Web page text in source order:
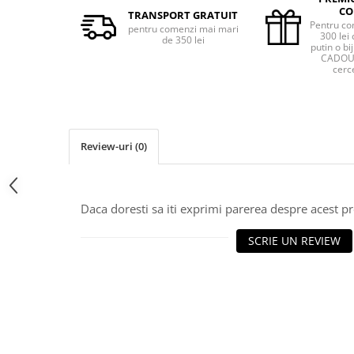
TRANSPORT GRATUIT
pentru comenzi mai mari
de 350 lei
Pentru
300 lei
putin o
Review-uri (0)
Daca doresti sa iti exprimi parerea despre acest
SCRIE UN REVIEW